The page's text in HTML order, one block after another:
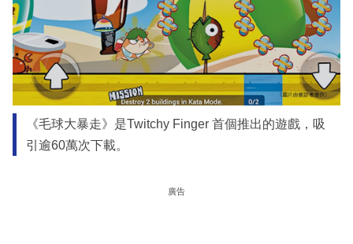
《毛球大暴走》是Twitchy Finger 首個推出的遊戲，吸
引逾60萬次下載。
廣告